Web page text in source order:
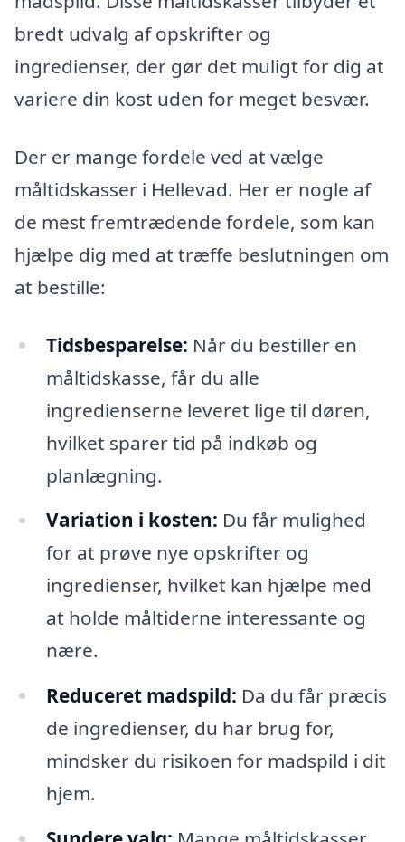
bredt udvalg af opskrifter og
ingredienser, der gør det muligt for dig at
variere din kost uden for meget besvær.
Der er mange fordele ved at vælge
måltidskasser i Hellevad. Her er nogle af
de mest fremtrædende fordele, som kan
hjælpe dig med at træffe beslutningen om
at bestille:
Tidsbesparelse: Når du bestiller en
måltidskasse, får du alle
ingredienserne leveret lige til døren,
hvilket sparer tid på indkøb og
planlægning.
Variation i kosten: Du får mulighed
for at prøve nye opskrifter og
ingredienser, hvilket kan hjælpe med
at holde måltiderne interessante og
nære.
Reduceret madspild: Da du får præcis
de ingredienser, du har brug for,
mindsker du risikoen for madspild i dit
hjem.